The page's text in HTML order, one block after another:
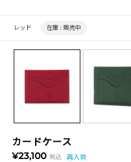
カードケース
¥23,100 税込 再入荷
レッド 在庫 : 販売中